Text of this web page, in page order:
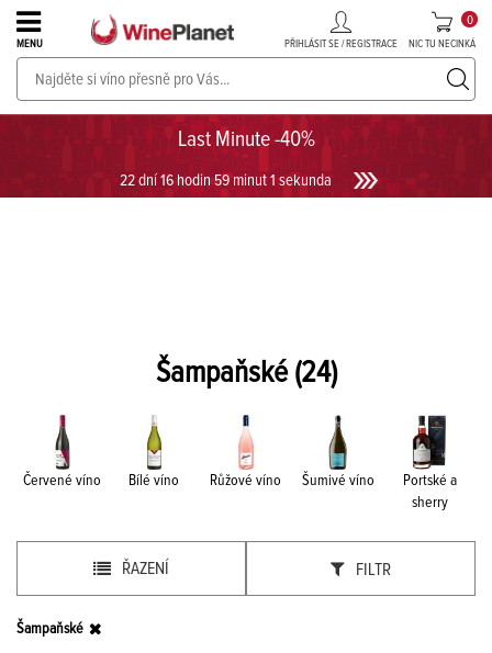
Last Minute -40%
22 dní 16 hodin 59 minut
MENU PŘIHLÁSIT SE / REGISTRACE NIC TU NECINKÁ
0
PROSECCO v akci až do -30%!UKÁZAT PROSECCO
Šampaňské(24)
Červené víno Bílé víno Růžové víno Šumivé víno
Portské a
sherry
ŘAZENÍ FILTR
Šampaňské